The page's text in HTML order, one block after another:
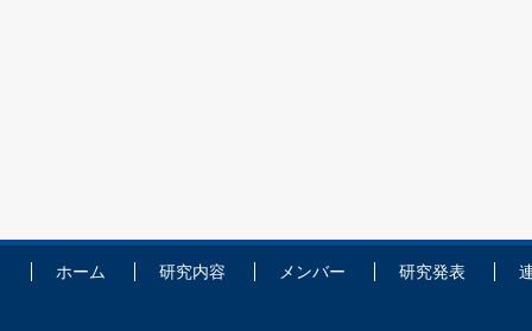
ホーム 研究内容 メンバー 研究発表